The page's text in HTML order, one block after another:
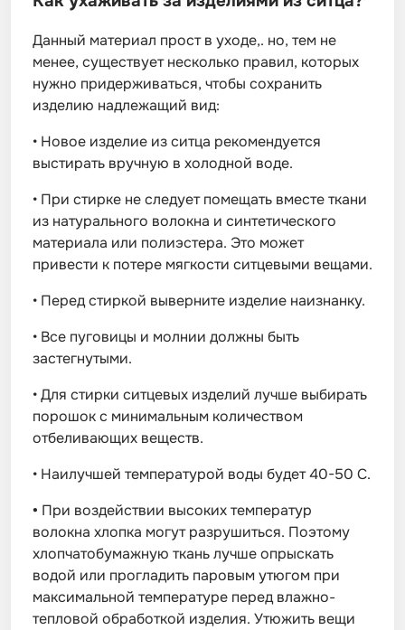
Данный материал прост в уходе,. но, тем не
менее, существует несколько правил, которых
нужно придерживаться, чтобы сохранить
изделию надлежащий вид:
• Новое изделие из ситца рекомендуется
выстирать вручную в холодной воде.
• При стирке не следует помещать вместе ткани
из натурального волокна и синтетического
материала или полиэстера. Это может
привести к потере мягкости ситцевыми вещами.
• Перед стиркой выверните изделие наизнанку.
• Все пуговицы и молнии должны быть
застегнутыми.
•Для стирки ситцевых изделий лучше выбирать
порошок с минимальным количеством
отбеливающих веществ.
• Наилучшей температурой воды будет 40-50 С.
• При воздействии высоких температур
волокна хлопка могут разрушиться. Поэтому
хлопчатобумажную ткань лучше опрыскать
водой или прогладить паровым утюгом при
максимальной температуре перед влажно-
тепловой обработкой изделия. Утюжить вещи